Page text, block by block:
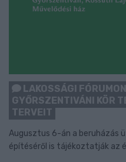
LAKOSSÁGI
GYŐRSZENTIVÁNI KÖR
TERVEIT
Augusztus 6-án a beruházás
építéséről is tájékoztatják az